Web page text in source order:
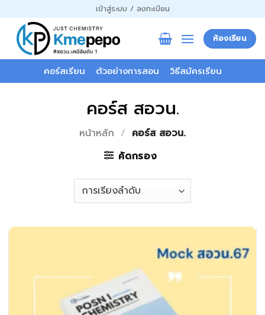
ไป
เนื้อหา
เข้าสู่ระบบ / ลงทะเบียน
ห้องเรียน
คอร์สเรียน ตัวอย่างการสอน วิธีสมัครเรียน
คอร์ส สอวน.
หน้าหลัก / คอร์ส สอวน.
คัดกรอง